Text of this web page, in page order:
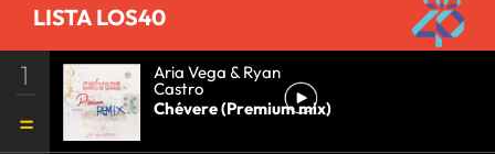
LISTA LOS40
1 Aria Vega & Ryan
Castro
Chévere (Premium mix)